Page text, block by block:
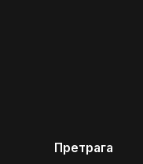
Претрага